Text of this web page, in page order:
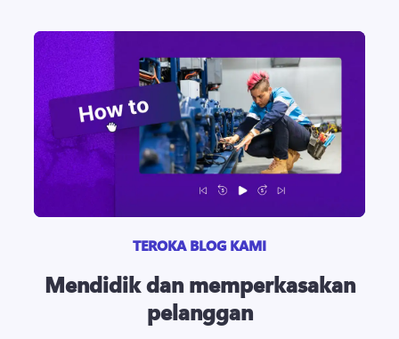
TEROKA BLOG KAMI
Mendidik dan memperkasakan
pelanggan